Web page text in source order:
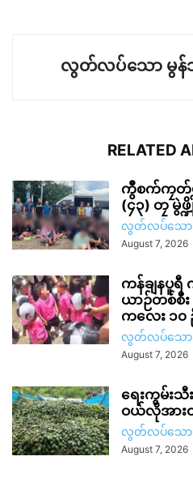
လွတ်လပ်သော မွန်
RELATED
ကွဳစက်ကၠတ်ဖ္
(၄၃) တၠ မွဲ
လွတ်လပ်သော
August 7, 2026
ကန်ချနပူရီ
ယာဉ်တစ်စီ
ကလေး ၁၀
လွတ်လပ်သော
August 7, 2026
ရေးကွမ်း
ဝယ်လိုအားထ
လွတ်လပ်သော
August 7, 2026